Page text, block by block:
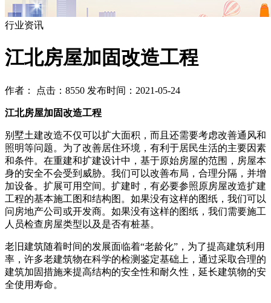
行业资讯
江北房屋加固改造工程
作者： 点击：8550 发布时间：2021-05-24
江北房屋加固改造工程
别墅土建改造不仅可以扩大面积，而且还需要考虑改善通风和
照明等问题。为了改善居住环境，有利于居民生活的主要因素
和条件。在重建和扩建设计中，基于原始房屋的范围，房屋本
身的安全不会受到威胁。我们可以改善布局，合理分隔，并增
加设备。扩展可用空间。扩建时，有必要参照原房屋改造扩建
工程的基本施工图和结构图。如果没有这样的图纸，我们可以
问房地产公司或开发商。如果没有这样的图纸，我们需要施工
人员检查房屋类型以及是否有桩基。
老旧建筑随着时间的发展面临着“老龄化”，为了提高建筑利用
率，许多老建筑物在科学的检测鉴定基础上，通过采取合理的
建筑加固措施来提高结构的安全性和耐久性，延长建筑物的安
全使用寿命。